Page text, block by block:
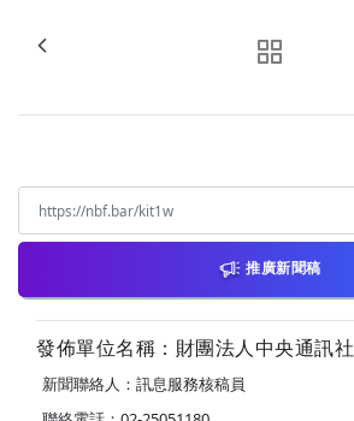
推廣新聞稿
發佈單位名稱：財團法人中央通訊社
新聞聯絡人：訊息服務核稿員